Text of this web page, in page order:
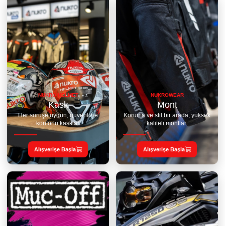
NUKRO HELMET
Kask
Her sürüşe uygun, güvenli ve
konforlu kasklar.
Alışverişe Başla
NUKROWEAR
Mont
Koruma ve stil bir arada, yüksek
kaliteli montlar.
Alışverişe Başla